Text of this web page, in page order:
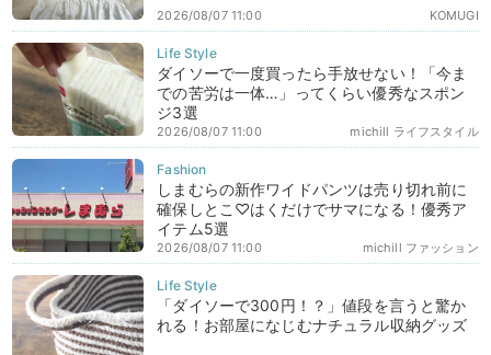
KOMUGI
2026/08/07 11:00
ダイソーで一度買ったら手放せない！「今ま
での苦労は一体…」ってくらい優秀なスポン
ジ3選
michill ライフスタイル
2026/08/07 11:00
しまむらの新作ワイドパンツは売り切れ前に
確保しとこ♡はくだけでサマになる！優秀ア
イテム5選
michill ファッション
2026/08/07 11:00
「ダイソーで300円！？」値段を言うと驚か
れる！お部屋になじむナチュラル収納グッズ